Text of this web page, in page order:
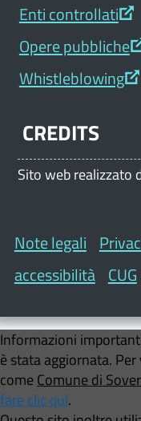
Enti controllati
Opere pubbliche
Whistleblowing
CREDITS
Sito web realizzato
Note legali
accessibilità CUG
Informazioni
è stata aggiornata.
come Comune di
fare clic qui.